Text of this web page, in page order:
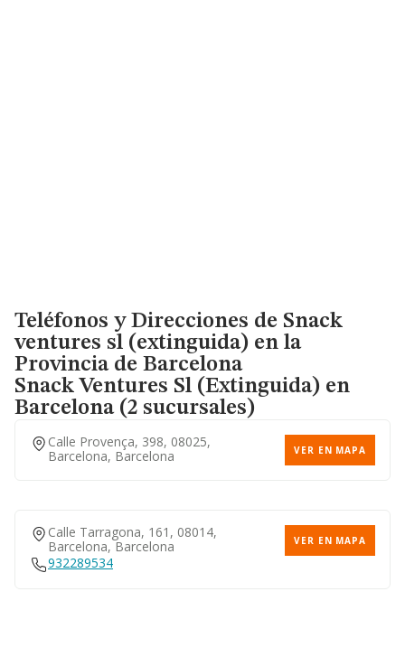
Teléfonos y Direcciones de Snack
ventures sl (extinguida) en la
Provincia de Barcelona
Snack Ventures Sl (extinguida) en
Barcelona (2 sucursales)
Calle Provença, 398, 08025,
Barcelona, Barcelona
VER EN MAPA
Calle Tarragona, 161, 08014,
Barcelona, Barcelona
VER EN MAPA
932289534